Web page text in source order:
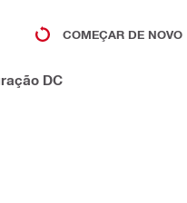
COMEÇAR DE NOVO
DC